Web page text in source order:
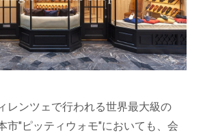
レンツェで行われる世界最大級の
市"ピッティウォモ"においても、会